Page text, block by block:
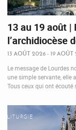
13 au 19 août |
l’archidiocèse
13 AOÛT 2026 - 19 AOÛT
Le message de Lourdes
une simple servante, elle
Tous ceux qui ont écouté
LITURGIE